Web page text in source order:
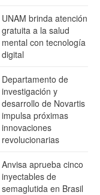
UNAM brinda atención
gratuita a la salud
mental con tecnología
digital
Departamento de
investigación y
desarrollo de Novartis
impulsa próximas
innovaciones
revolucionarias
Anvisa aprueba cinco
inyectables de
semaglutida en Brasil